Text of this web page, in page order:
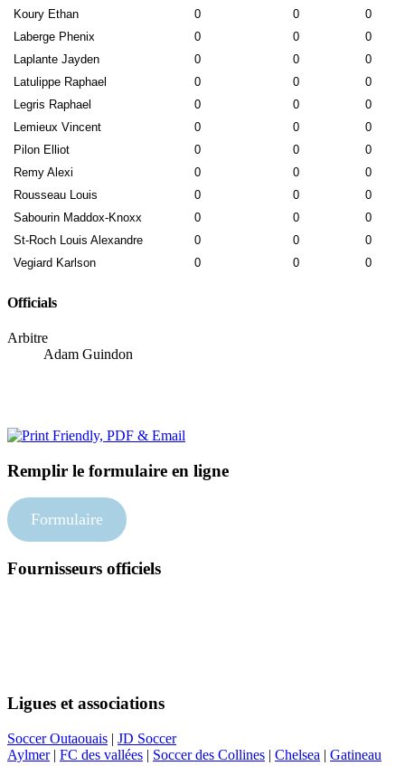
Koury Ethan
0 0
0
Laberge Phenix
0 0
0
Laplante Jayden
0 0
0
Latulippe Raphael
0 0
0
Legris Raphael
0 0
0
Lemieux Vincent
0 0
0
Pilon Elliot
0 0
0
Remy Alexi
0 0
0
Rousseau Louis
0 0
0
Sabourin Maddox-Knoxx
0 0
0
St-Roch Louis Alexandre
0 0
0
Vegiard Karlson
0 0 0
Officials
Arbitre
Adam Guindon
Remplir le formulaire en ligne
Formulaire
Fournisseurs officiels
Ligues et associations
Soccer Outaouais | JD Soccer
Aylmer| FC des vallées | Soccer des Collines | Chelsea | Gatineau